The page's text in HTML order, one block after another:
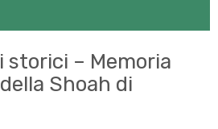
storici – Memoria
Shoah di